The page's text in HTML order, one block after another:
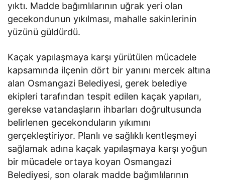
yıktı. Madde bağımlılarının uğrak yeri olan
gecekondunun yıkılması, mahalle sakinlerinin
yüzünü güldürdü.
Kaçak yapılaşmaya karşı yürütülen mücadele
kapsamında ilçenin dört bir yanını mercek altına
alan Osmangazi Belediyesi, gerek belediye
ekipleri tarafından tespit edilen kaçak yapıları,
gerekse vatandaşların ihbarları doğrultusunda
belirlenen gecekonduların yıkımını
gerçekleştiriyor. Planlı ve sağlıklı kentleşmeyi
sağlamak adına kaçak yapılaşmaya karşı yoğun
bir mücadele ortaya koyan Osmangazi
Belediyesi, son olarak madde bağımlılarının